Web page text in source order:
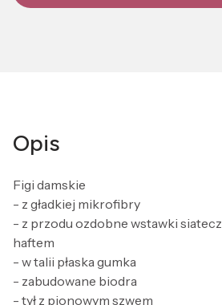
Opis
Figi damskie
- z gładkiej mikrofibry
- z przodu ozdobne wstawki
haftem
- w talii płaska gumka
- zabudowane biodra
- tył z pionowym szwem